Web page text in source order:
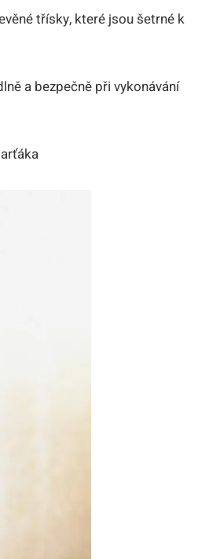
třísky, které jsou šetrné k
a bezpečně při vykonávání